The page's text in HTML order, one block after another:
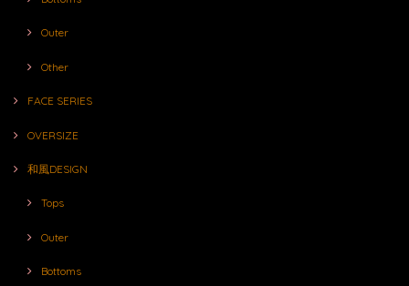
Outer
Other
FACE SERIES
OVERSIZE
和風DESIGN
Tops
Outer
Bottoms